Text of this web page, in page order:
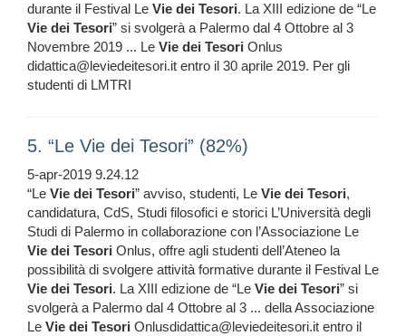
durante il Festival Le Vie dei Tesori. La XIII edizione de “Le
Vie dei Tesori” si svolgerà a Palermo dal 4 Ottobre al 3
Novembre 2019 ... Le Vie dei Tesori Onlus
didattica@leviedeitesori.it entro il 30 aprile 2019. Per gli
studenti di LMTRI
5. “Le Vie dei Tesori” (82%)
5-apr-2019 9.24.12
“Le Vie dei Tesori” avviso, studenti, Le Vie dei Tesori,
candidatura, CdS, Studi filosofici e storici L’Università degli
Studi di Palermo in collaborazione con l’Associazione Le
Vie dei Tesori Onlus, offre agli studenti dell’Ateneo la
possibilità di svolgere attività formative durante il Festival Le
Vie dei Tesori. La XIII edizione de “Le Vie dei Tesori” si
svolgerà a Palermo dal 4 Ottobre al 3 ... della Associazione
Le Vie dei Tesori Onlusdidattica@leviedeitesori.it entro il